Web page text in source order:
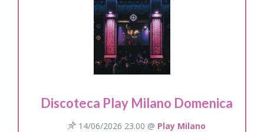
Discoteca Play Milano Domenica
14/06/2026 23.00 @ Play Milano